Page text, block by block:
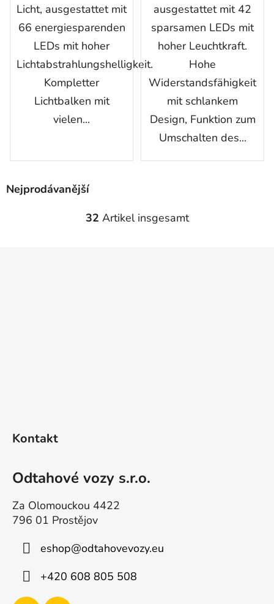
Licht, ausgestattet mit
66 energiesparenden
LEDs mit hoher
Lichtabstrahlungshelligkeit.
Kompletter
Lichtbalken mit
vielen...
ausgestattet mit 42
sparsamen LEDs mit
hoher Leuchtkraft.
Hohe
Widerstandsfähigkeit
mit schlankem
Design, Funktion zum
Umschalten des...
Nejprodávanější
S
s
32 Artikel insgesamt
Kontakt
Odtahové vozy s.r.o.
Za Olomouckou 4422
796 01 Prostějov
eshop@odtahovevozy.eu
+420 608 805 508